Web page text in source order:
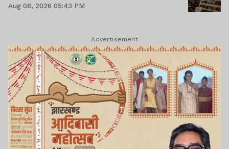
Aug 08, 2026 05:43 PM
Advertisement